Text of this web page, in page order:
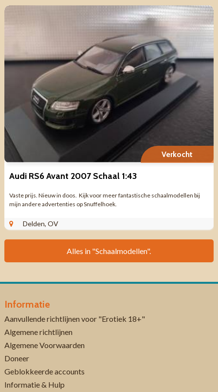
Verkocht
Audi RS6 Avant 2007 Schaal 1:43
Vaste prijs. Nieuw in doos. Kijk voor meer fantastische schaalmodellen bij
mijn andere advertenties op Snuffelhoek.
Delden, OV
Alles in "Schaalmodellen".
Informatie
Aanvullende richtlijnen voor "Erotiek 18+"
Algemene richtlijnen
Algemene Voorwaarden
Doneer
Geblokkeerde accounts
Informatie & Hulp